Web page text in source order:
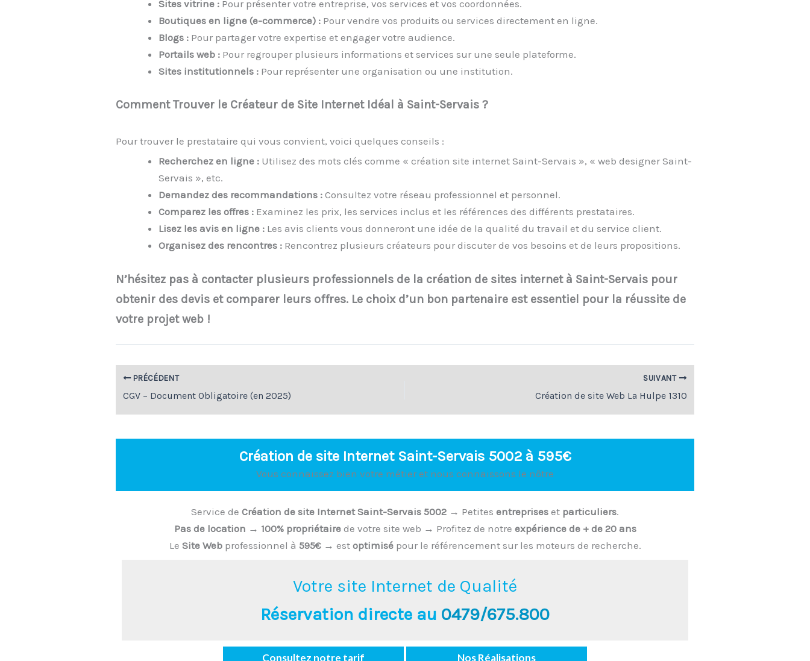
Sites vitrine : Pour présenter votre entreprise, vos services et vos coordonnées.
Boutiques en ligne (e-commerce) : Pour vendre vos produits ou services directement en ligne.
Blogs : Pour partager votre expertise et engager votre audience.
Portails web : Pour regrouper plusieurs informations et services sur une seule plateforme.
Sites institutionnels : Pour représenter une organisation ou une institution.
Comment Trouver le Créateur de Site Internet Idéal à Saint-Servais ?
Pour trouver le prestataire qui vous convient, voici quelques conseils :
Recherchez en ligne : Utilisez des mots clés comme « création site internet Saint-Servais », « web designer Saint-
Servais », etc.
Demandez des recommandations : Consultez votre réseau professionnel et personnel.
Comparez les offres : Examinez les prix, les services inclus et les références des différents prestataires.
Lisez les avis en ligne : Les avis clients vous donneront une idée de la qualité du travail et du service client.
Organisez des rencontres : Rencontrez plusieurs créateurs pour discuter de vos besoins et de leurs propositions.
N’hésitez pas à contacter plusieurs professionnels de la création de sites internet à Saint-Servais pour
obtenir des devis et comparer leurs offres. Le choix d’un bon partenaire est essentiel pour la réussite de
votre projet web !
PRÉCÉDENT
CGV – Document Obligatoire (en 2025)
SUIVANT
Création de site Web La Hulpe 1310
Création de site Internet Saint-Servais 5002 à 595€
Vous connaissez bien votre métier et nous connaissons le nôtre
Service de Création de site Internet Saint-Servais 5002 → Petites entreprises et particuliers.
Pas de location → 100% propriétairede votre site web → Profitez de notre expérience de + de 20 ans
Le Site Webprofessionnel à 595€→ est optimisépour le référencement sur les moteurs de recherche.
Votre site Internet de Qualité
Réservation directe au 0479/675.800
Consultez notre tarif Nos Réalisations